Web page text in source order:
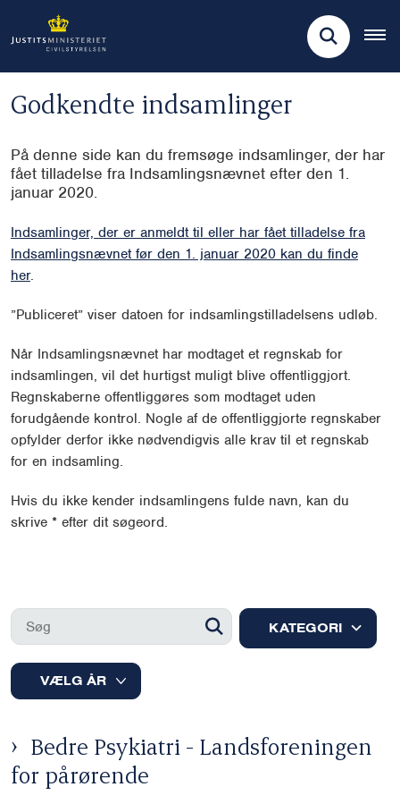
Godkendte indsamlinger
På denne side kan du fremsøge indsamlinger, der har
fået tilladelse fra Indsamlingsnævnet efter den 1.
januar 2020.
Indsamlinger, der er anmeldt til eller har fået tilladelse fra
Indsamlingsnævnet før den 1. januar 2020 kan du finde
her.
”Publiceret” viser datoen for indsamlingstilladelsens udløb.
Når Indsamlingsnævnet har modtaget et regnskab for
indsamlingen, vil det hurtigst muligt blive offentliggjort.
Regnskaberne offentliggøres som modtaget uden
forudgående kontrol. Nogle af de offentliggjorte regnskaber
opfylder derfor ikke nødvendigvis alle krav til et regnskab
for en indsamling.
Hvis du ikke kender indsamlingens fulde navn, kan du
skrive * efter dit søgeord.
KATEGORI
Bedre Psykiatri - Landsforeningen
for pårørende